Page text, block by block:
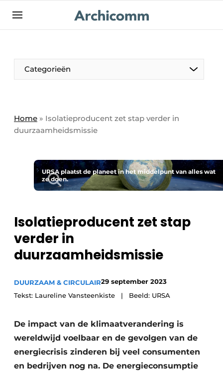
NL be-FR
Categorieën
Home » Isolatieproducent zet stap verder in
duurzaamheidsmissie
URSA plaatst de planeet in het middelpunt van alles wat
ze doen.
Isolatieproducent zet stap
verder in
duurzaamheidsmissie
DUURZAAM & CIRCULAIR29 september 2023
Tekst: Laureline Vansteenkiste | Beeld: URSA
De impact van de klimaatverandering is
wereldwijd voelbaar en de gevolgen van de
energiecrisis zinderen bij veel consumenten
en bedrijven nog na. De energieconsumptie